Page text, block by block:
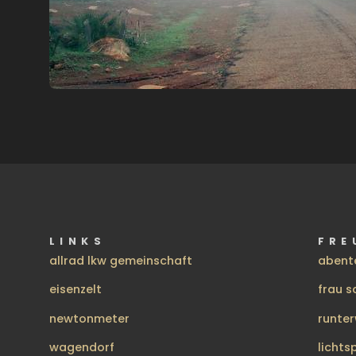
LINKS
allrad lkw gemeinschaft
eisenzelt
newtonmeter
wagendorf
frau